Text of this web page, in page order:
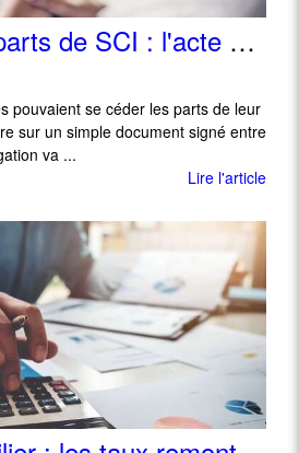
Cessions de parts de SCI : l'acte notarié devient la règle
pouvaient se céder les parts de leur
sur un simple document signé entre
va ...
Lire l'article